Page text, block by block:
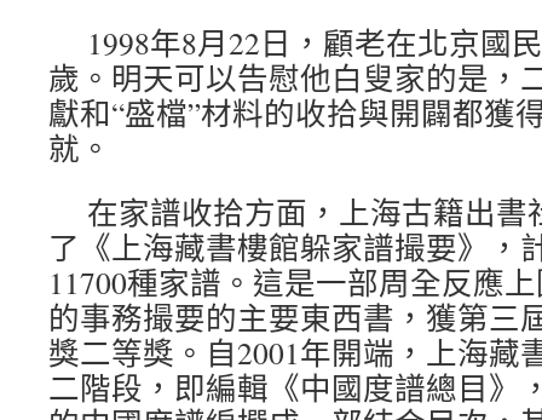
1998年8月22日，顧老在北京國
歲。明天可以告慰他白叟家的是，
獻和“盛檔”材料的收拾與開闢都獲
就。
在家譜收拾方面，上海古籍出書
了《上海藏書樓館躲家譜撮要》，
11700種家譜。這是一部周全反應
的事務撮要的主要東西書，獲第三
獎二等獎。自2001年開端，上海藏
二階段，即編輯《中國度譜總目》